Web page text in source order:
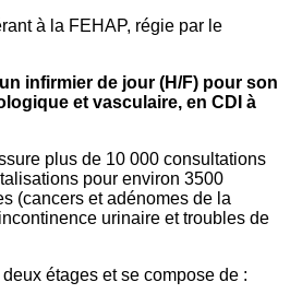
à la FEHAP, régie par le
infirmier de jour (H/F) pour son
et vasculaire, en CDI à
plus de 10 000 consultations
pour environ 3500
(cancers et adénomes de la
urinaire et troubles de
étages et se compose de :